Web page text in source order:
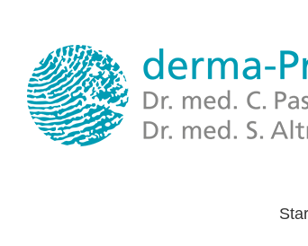
springen